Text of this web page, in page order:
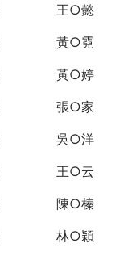
王○懿
黃○霓
黃○婷
張○家
吳○洋
王○云
陳○榛
林○穎